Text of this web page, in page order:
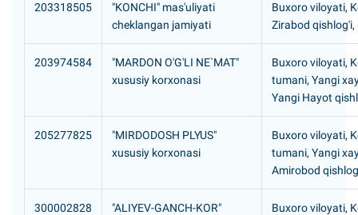
203318505
"KONCHI" mas'uliyati
cheklangan jamiyati
Buxoro viloyati,
Zirabod qishlog'i,
203974584
"МАRDON O'G'LI NE`MAT"
xususiy korxonasi
Buxoro viloyati,
tumani, Yangi
Yangi Hayot
205277825
"MIRDODOSH PLYUS"
xususiy korxonasi
Buxoro viloyati,
tumani, Yangi
Amirobod
300002828
"ALIYEV-GANCH-KOR"
Buxoro viloyati,